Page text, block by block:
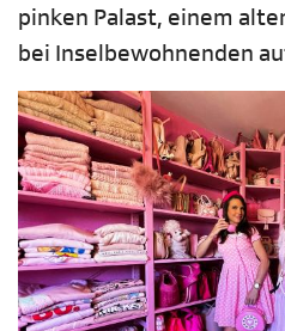
pinken Palast, einem
bei Inselbewohnenden